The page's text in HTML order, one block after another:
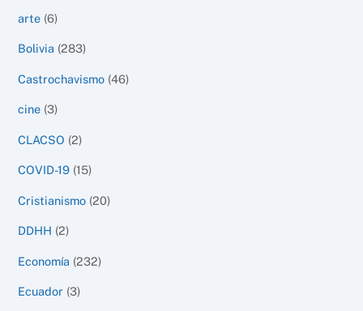
arte (6)
Bolivia (283)
Castrochavismo (46)
cine (3)
CLACSO (2)
COVID-19 (15)
Cristianismo (20)
DDHH (2)
Economía (232)
Ecuador (3)